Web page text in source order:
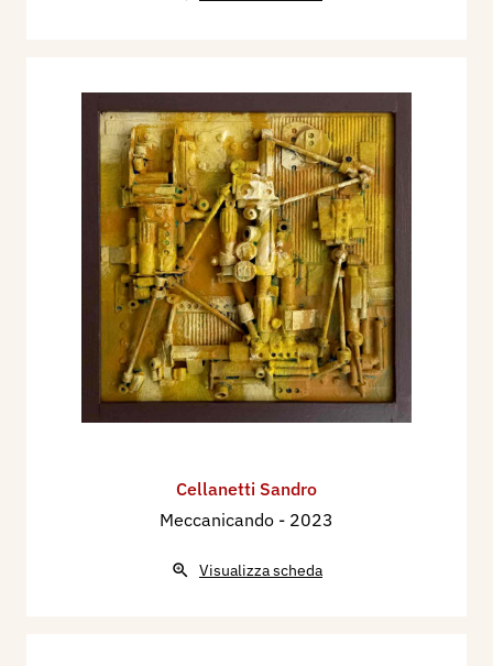
Cellanetti Sandro
Meccanicando - 2023
Visualizza scheda